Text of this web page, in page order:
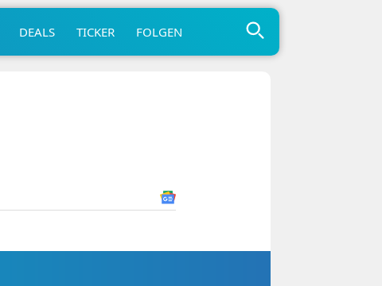
DEALS TICKER FOLGEN